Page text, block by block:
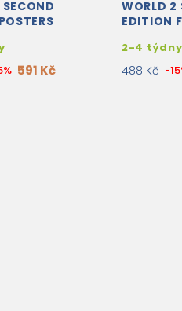
591 Kč
WORLD 2
EDITION
2-4 týdny
488 Kč -